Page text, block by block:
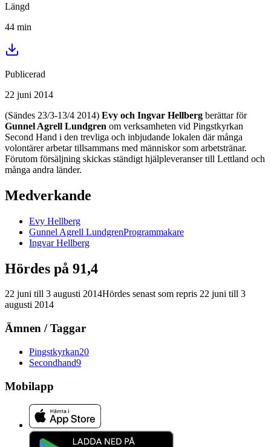
Längd
44 min
Publicerad
22 juni 2014
(Sändes 23/3-13/4 2014) Evy och Ingvar Hellberg berättar för
Gunnel Agrell Lundgren om verksamheten vid Pingstkyrkan
Second Hand i den trevliga och inbjudande lokalen där många
volontärer arbetar tillsammans med människor som arbetstränar.
Förutom försäljning skickas ständigt hjälpleveranser till Lettland och
många andra länder.
Medverkande
Evy Hellberg
Gunnel Agrell LundgrenProgrammakare
Ingvar Hellberg
Hördes på 91,4
22 juni till 3 augusti 2014Hördes senast som repris 22 juni till 3
augusti 2014
Ämnen / Taggar
Pingstkyrkan20
Secondhand9
Mobilapp